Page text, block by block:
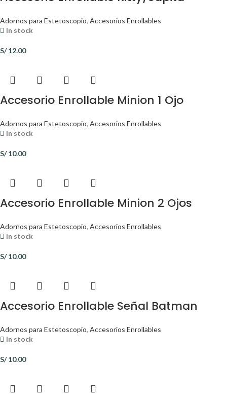
Adornos para Estetoscopio, Accesorios Enrollables
In stock
S/12.00
Accesorio Enrollable Minion 1 Ojo
Adornos para Estetoscopio, Accesorios Enrollables
In stock
S/10.00
Accesorio Enrollable Minion 2 Ojos
Adornos para Estetoscopio, Accesorios Enrollables
In stock
S/10.00
Accesorio Enrollable Señal Batman
Adornos para Estetoscopio, Accesorios Enrollables
In stock
S/10.00